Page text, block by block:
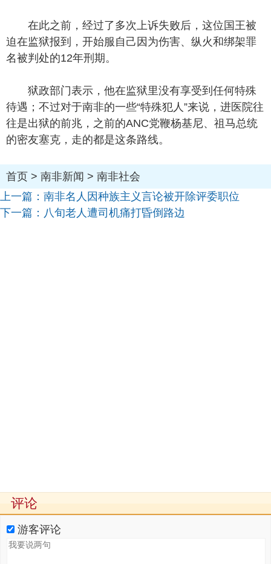
在此之前，经过了多次上诉失败后，这位国王被
迫在监狱报到，开始服自己因为伤害、纵火和绑架罪
名被判处的12年刑期。
狱政部门表示，他在监狱里没有享受到任何特殊
待遇；不过对于南非的一些“特殊犯人”来说，进医院往
往是出狱的前兆，之前的ANC党鞭杨基尼、祖马总统
的密友塞克，走的都是这条路线。
首页 > 南非新闻 > 南非社会
上一篇： 南非名人因种族主义言论被开除评委职位
下一篇： 八旬老人遭司机痛打昏倒路边
评论
游客评论